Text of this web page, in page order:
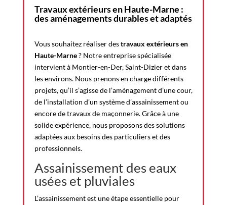
Travaux extérieurs en Haute-Marne :
des aménagements durables et adaptés
Vous souhaitez réaliser destravaux extérieurs en
Haute-Marne? Notre entreprise spécialisée
intervient à Montier-en-Der, Saint-Dizier et dans
les environs. Nous prenons en charge différents
projets, qu’il s’agisse de l’aménagement d’une cour,
de l’installation d’un système d’assainissement ou
encore de travaux de maçonnerie. Grâce à une
solide expérience, nous proposons des solutions
adaptées aux besoins des particuliers et des
professionnels.
Assainissement des eaux
usées et pluviales
L’assainissement est une étape essentielle pour